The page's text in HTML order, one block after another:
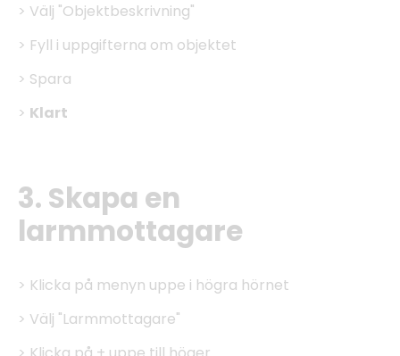
> Välj "Objektbeskrivning"
> Fyll i uppgifterna om objektet
> Spara
> Klart
3. Skapa en
larmmottagare
> Klicka på menyn uppe i högra hörnet
> Välj "Larmmottagare"